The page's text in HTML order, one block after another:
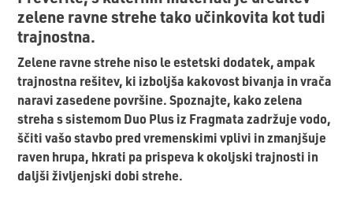
zelene ravne strehe tako učinkovita kot tudi
trajnostna.
Zelene ravne strehe niso le estetski dodatek, ampak
trajnostna rešitev, ki izboljša kakovost bivanja in vrača
naravi zasedene površine. Spoznajte, kako zelena
streha s sistemomDuo Plusiz Fragmata zadržuje vodo,
ščiti vašo stavbo pred vremenskimi vplivi in zmanjšuje
raven hrupa, hkrati pa prispeva k okoljski trajnosti in
daljši življenjski dobi strehe.